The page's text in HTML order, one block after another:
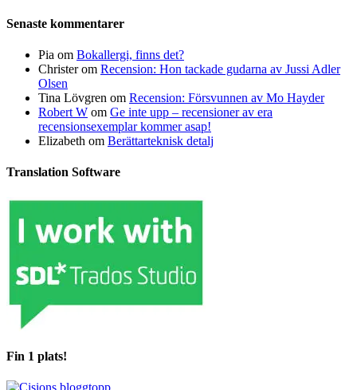
Senaste kommentarer
Pia om Bokallergi, finns det?
Christerom Recension: Hon tackade gudarna av Jussi Adler
Olsen
Tina Lövgren om Recension: Försvunnen av Mo Hayder
Robert W om Ge inte upp – recensioner av era
recensionsexemplar kommer asap!
Elizabeth om Berättarteknisk detalj
Translation Software
Fin 1 plats!